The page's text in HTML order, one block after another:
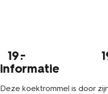
19
informatie
Deze koektrommel is door